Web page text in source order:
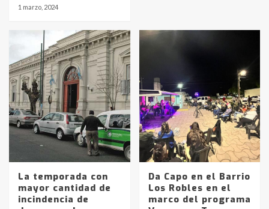
1 marzo, 2024
La temporada con
mayor cantidad de
incindencia de
Da Capo en el Barrio
Los Robles en el
marco del programa